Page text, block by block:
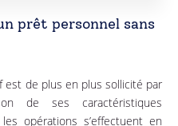
prêt personnel sans
est de plus en plus sollicité par
de ses caractéristiques
opérations s’effectuent en